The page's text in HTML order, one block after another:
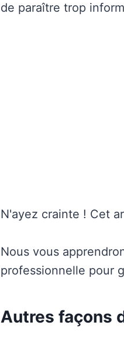
de paraître trop
N'ayez crainte ! Cet
Nous vous
professionnelle pour
Autres façons